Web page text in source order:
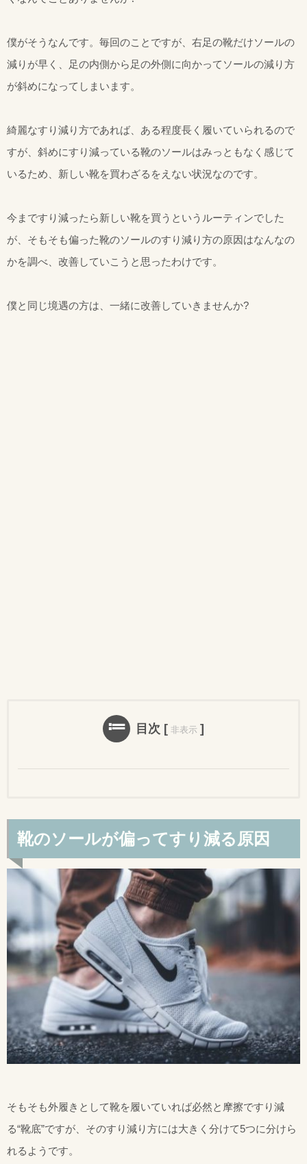
僕がそうなんです。毎回のことですが、右足の靴だけソールの
減りが早く、足の内側から足の外側に向かってソールの減り方
が斜めになってしまいます。
綺麗なすり減り方であれば、ある程度長く履いていられるので
すが、斜めにすり減っている靴のソールはみっともなく感じて
いるため、新しい靴を買わざるをえない状況なのです。
今まですり減ったら新しい靴を買うというルーティンでした
が、そもそも偏った靴のソールのすり減り方の原因はなんなの
かを調べ、改善していこうと思ったわけです。
僕と同じ境遇の方は、一緒に改善していきませんか?
目次 [ 非表示 ]
靴のソールが偏ってすり減る原因
そもそも外履きとして靴を履いていれば必然と摩擦ですり減
る“靴底”ですが、そのすり減り方には大きく分けて5つに分けら
れるようです。